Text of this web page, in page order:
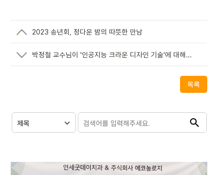
2023 송년회, 정다운 밤의 따뜻한 만남
박정철 교수님이 '인공지능 크라운 디자인 기술'에 대해
목록